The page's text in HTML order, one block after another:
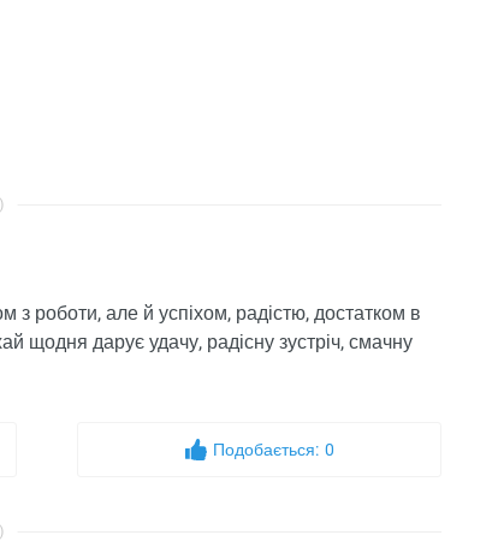
роботи, але й успіхом, радістю, достатком в
щодня дарує удачу, радісну зустріч, смачну
Подобається: 0